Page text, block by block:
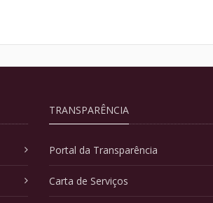
TRANSPARÊNCIA
Portal da Transparência
Carta de Serviços